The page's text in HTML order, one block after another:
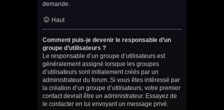
demande.
Haut
Comment puis-je devenir le responsable d’un
groupe d’utilisateurs ?
Le responsable d’un groupe d’utilisateurs est
généralement assigné lorsque les groupes
d’utilisateurs sont initialement créés par un
administrateur du forum. Si vous êtes intéressé par
la création d’un groupe d’utilisateurs, votre premier
contact devrait être un administrateur. Essayez de
le contacter en lui envoyant un message privé.